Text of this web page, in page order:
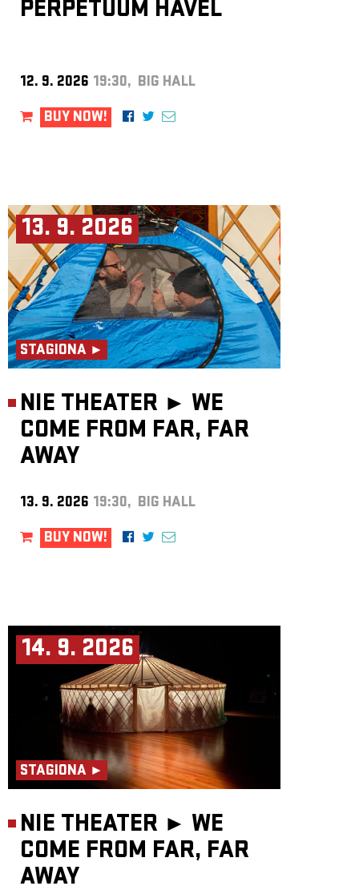
PERPETUUM HAVEL
12. 9. 2026 19:30, BIG HALL
BUY NOW!
13. 9. 2026
STAGIONA ►
NIE THEATER ► WE
COME FROM FAR, FAR
AWAY
13. 9. 2026 19:30, BIG HALL
BUY NOW!
14. 9. 2026
STAGIONA ►
NIE THEATER ► WE
COME FROM FAR, FAR
AWAY